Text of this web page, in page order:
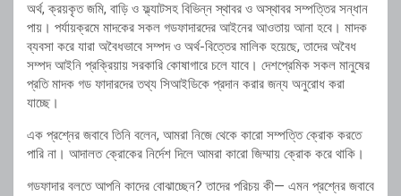
অর্থ, ক্রয়কৃত জমি, বাড়ি ও ফ্ল্যাটসহ বিভিন্ন স্থাবর ও অস্থাবর সম্পত্তির সন্ধান
পায়। পর্যায়ক্রমে মাদকের সকল গডফাদারদের আইনের আওতায় আনা হবে। মাদক
ব্যবসা করে যারা অবৈধভাবে সম্পদ ও অর্থ-বিত্তের মালিক হয়েছে, তাদের অবৈধ
সম্পদ আইনি প্রক্রিয়ায় সরকারি কোষাগারে চলে যাবে। দেশপ্রেমিক সকল মানুষের
প্রতি মাদক গড ফাদারদের তথ্য সিআইডিকে প্রদান করার জন্য অনুরোধ করা
যাচ্ছে।
এক প্রশ্নের জবাবে তিনি বলেন, আমরা নিজে থেকে কারো সম্পত্তি ক্রোক করতে
পারি না। আদালত ক্রোকের নির্দেশ দিলে আমরা কারো জিম্মায় ক্রোক করে থাকি।
গডফাদার বলতে আপনি কাদের বোঝাচ্ছেন? তাদের পরিচয় কী— এমন প্রশ্নের জবাবে